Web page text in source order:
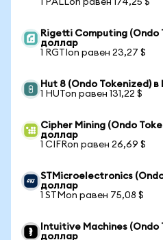
1 PALLon равен 174,25 $
Rigetti Computing (Ondo
доллар
1 RGTIon равен 23,27 $
Hut 8 (Ondo Tokenized)
1 HUTon равен 131,22 $
Cipher Mining (Ondo
доллар
1 CIFRon равен 26,69 $
STMicroelectronics
доллар
1 STMon равен 75,08 $
Intuitive Machines (Ondo
доллар